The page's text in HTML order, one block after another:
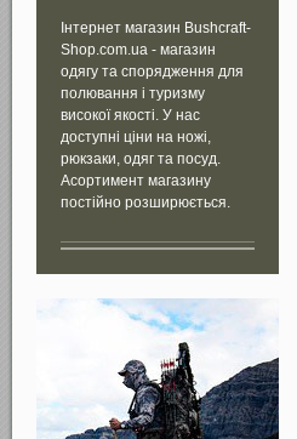
Інтернет магазин Bushcraft-
Shop.com.ua - магазин
одягу та спорядження для
полювання і туризму
високої якості. У нас
доступні ціни на ножі,
рюкзаки, одяг та посуд.
Асортимент магазину
постійно розширюється.